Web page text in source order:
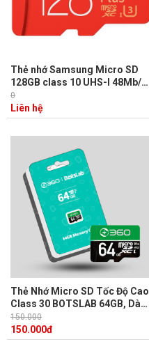
Thẻ nhớ Samsung Micro SD
128GB class 10 UHS-I 48Mb/s
chuyên dùng ghi hình cho
camera IP
0
Liên hệ
Thẻ Nhớ Micro SD Tốc Độ Cao
Class 30 BOTSLAB 64GB, Dành
cho Camera và Điện thoại, Tốc
độ 30mb/s
150.000
150.000đ